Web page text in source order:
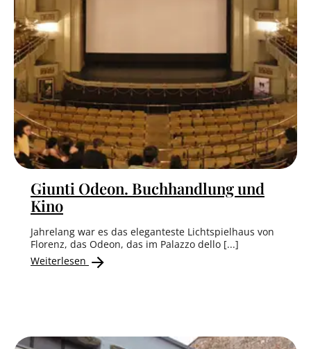
Giunti Odeon. Buchhandlung und
Kino
Jahrelang war es das eleganteste Lichtspielhaus von
Florenz, das Odeon, das im Palazzo dello [...]
Weiterlesen